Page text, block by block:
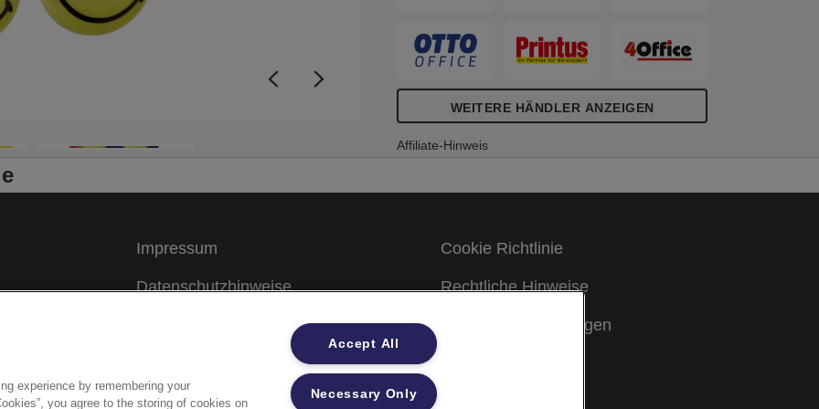
WEITERE HÄNDLER ANZEIGEN
Affiliate-Hinweis
Impressum
Datenschutzhinweise
Datenzugriffsberechtigung
Sicherheitsdatenblätter
Cookie Richtlinie
Rechtliche Hinweise
Garantiebestimmungen
experience by remembering your
you agree to the storing of cookies on
Accept All
Necessary Only